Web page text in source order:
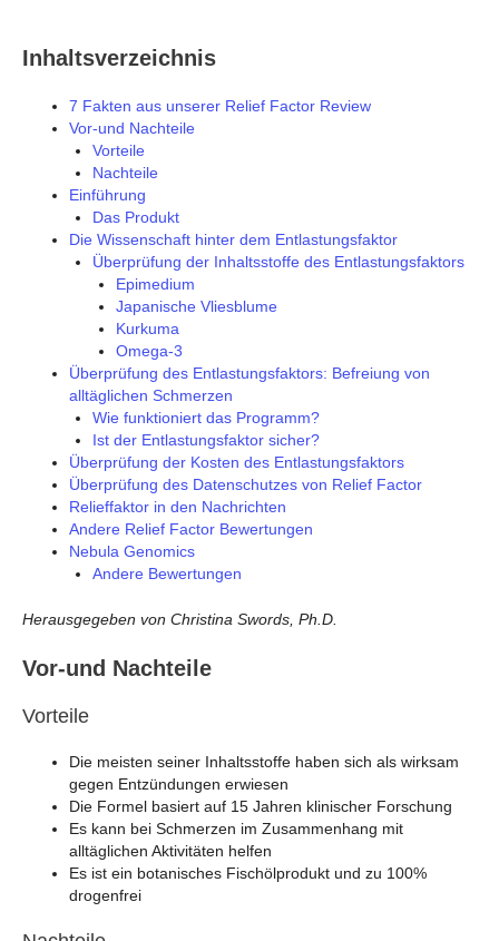
Inhaltsverzeichnis
7 Fakten aus unserer Relief Factor Review
Vor-und Nachteile
Vorteile
Nachteile
Einführung
Das Produkt
Die Wissenschaft hinter dem Entlastungsfaktor
Überprüfung der Inhaltsstoffe des Entlastungsfaktors
Epimedium
Japanische Vliesblume
Kurkuma
Omega-3
Überprüfung des Entlastungsfaktors: Befreiung von
alltäglichen Schmerzen
Wie funktioniert das Programm?
Ist der Entlastungsfaktor sicher?
Überprüfung der Kosten des Entlastungsfaktors
Überprüfung des Datenschutzes von Relief Factor
Relieffaktor in den Nachrichten
Andere Relief Factor Bewertungen
Nebula Genomics
Andere Bewertungen
Herausgegeben von Christina Swords, Ph.D.
Vor-und Nachteile
Vorteile
Die meisten seiner Inhaltsstoffe haben sich als wirksam
gegen Entzündungen erwiesen
Die Formel basiert auf 15 Jahren klinischer Forschung
Es kann bei Schmerzen im Zusammenhang mit
alltäglichen Aktivitäten helfen
Es ist ein botanisches Fischölprodukt und zu 100%
drogenfrei